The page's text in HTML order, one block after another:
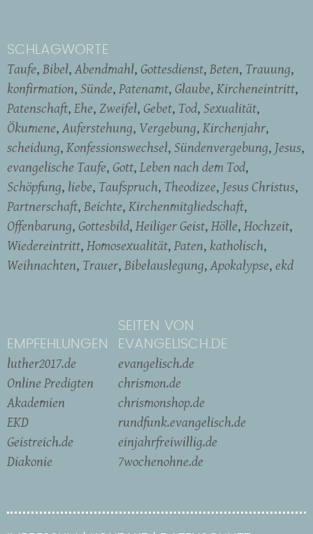
SCHLAGWORTE
Taufe Bibel Abendmahl Gottesdienst Beten Trauung
konfirmation Sünde Patenamt Glaube Kircheneintritt
Patenschaft Ehe Zweifel Gebet Tod Sexualität
Ökumene Auferstehung Vergebung Kirchenjahr
scheidung Konfessionswechsel Sündenvergebung Jesus
evangelische Taufe Gott Leben nach dem Tod
Schöpfung liebe Taufspruch Theodizee Jesus Christus
Partnerschaft Beichte Kirchenmitgliedschaft
Offenbarung Gottesbild Heiliger Geist Hölle Hochzeit
Wiedereintritt Homosexualität Paten katholisch
Weihnachten Trauer Bibelauslegung Apokalypse ekd
EMPFEHLUNGEN
luther2017.de
Online Predigten
Akademien
EKD
Geistreich.de
Diakonie
SEITEN VON
EVANGELISCH.DE
evangelisch.de
chrismon.de
chrismonshop.de
rundfunk.evangelisch.de
einjahrfreiwillig.de
7wochenohne.de